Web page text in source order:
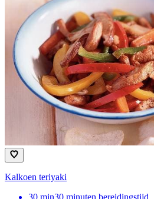
Kalkoen teriyaki
30 min30 minuten bereidingstijd